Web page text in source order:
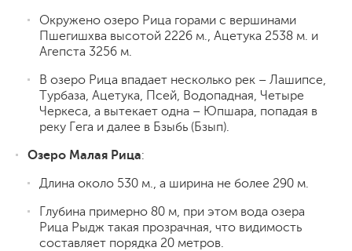
Окружено озеро Рица горами с вершинами
Пшегишхва высотой 2226 м., Ацетука 2538 м. и
Агепста 3256 м.
В озеро Рица впадает несколько рек – Лашипсе,
Турбаза, Ацетука, Псей, Водопадная, Четыре
Черкеса, а вытекает одна – Юпшара, попадая в
реку Гега и далее в Бзыбь (Бзып).
Озеро Малая Рица:
Длина около 530 м., а ширина не более 290 м.
Глубина примерно 80 м, при этом вода озера
Рица Рыдж такая прозрачная, что видимость
составляет порядка 20 метров.